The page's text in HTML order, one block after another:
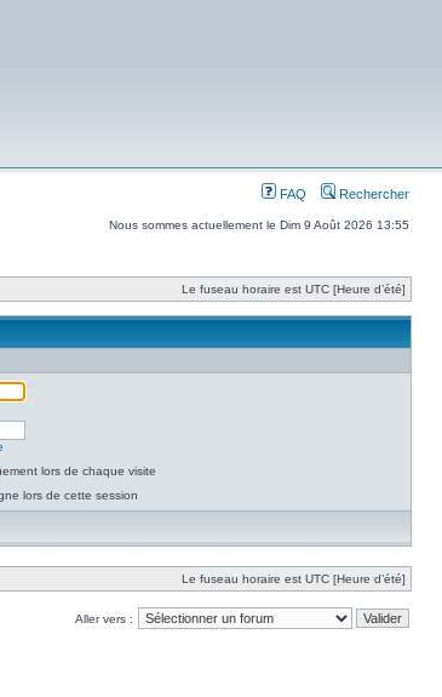
FAQ Rechercher
Nous sommes actuellement le Dim 9 Août 2026 13:55
Le fuseau horaire est UTC [Heure d’été]
lors de chaque visite
lors de cette session
Le fuseau horaire est UTC [Heure d’été]
Aller vers :